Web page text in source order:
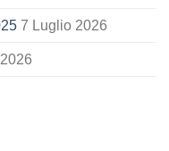
7 Luglio 2026